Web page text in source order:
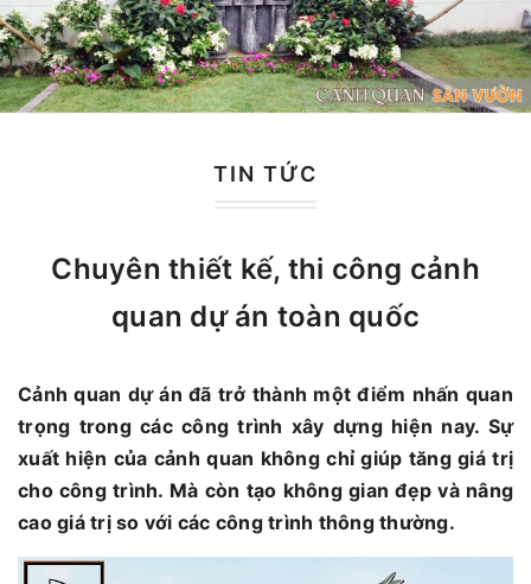
TIN TỨC
Chuyên thiết kế, thi công cảnh
quan dự án toàn quốc
Cảnh quan dự án đã trở thành một điểm nhấn quan
trọng trong các công trình xây dựng hiện nay. Sự
xuất hiện của cảnh quan không chỉ giúp tăng giá trị
cho công trình. Mà còn tạo không gian đẹp và nâng
cao giá trị so với các công trình thông thường.